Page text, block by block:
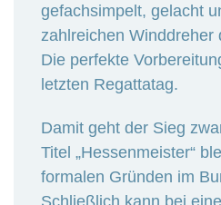
gefachsimpelt, gelacht
zahlreichen Winddreher
Die perfekte
letzten Regattatag.
Damit geht der Sieg
Titel „Hessenmeister“
formalen Gründen im